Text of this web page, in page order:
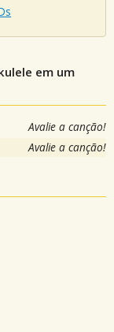
em um
Avalie a canção!
Avalie a canção!